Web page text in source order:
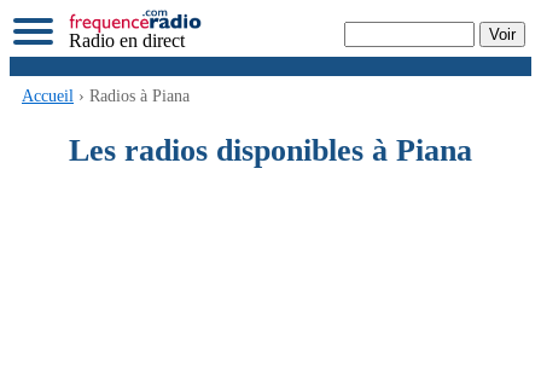
Radio en direct
Accueil › Radios à Piana
Les radios disponibles à Piana